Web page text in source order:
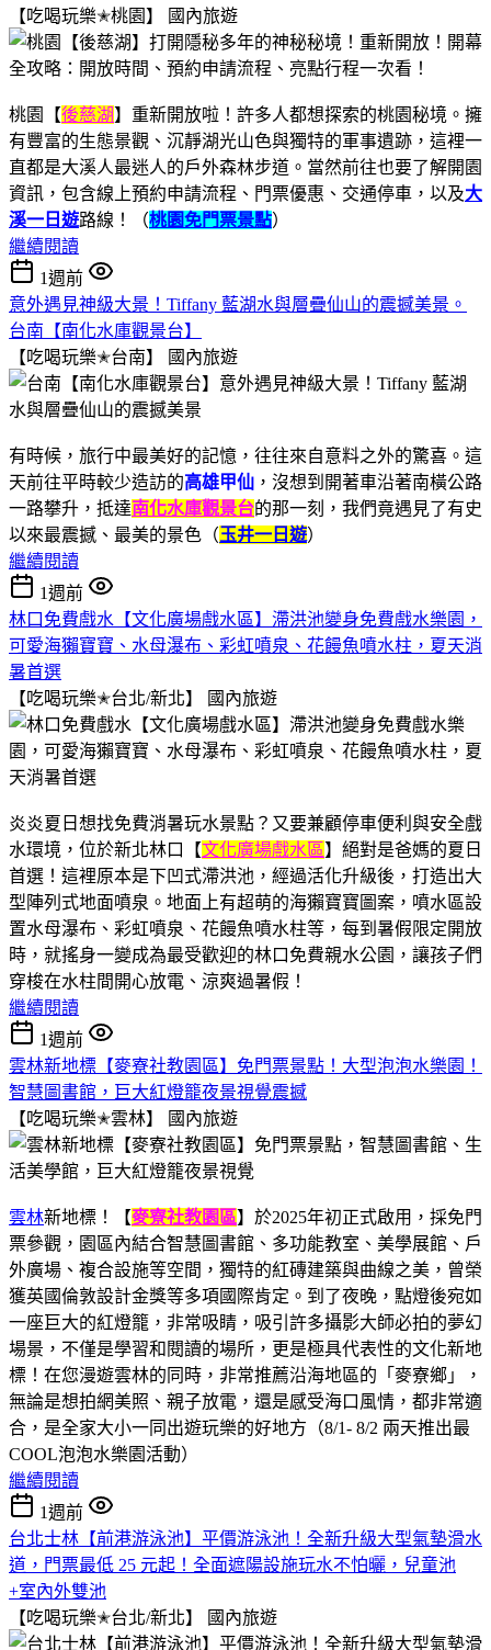
【吃喝玩樂✭桃園】
國內旅遊
桃園【後慈湖】重新開放啦！許多人都想探索的桃園秘境。擁
有豐富的生態景觀、沉靜湖光山色與獨特的軍事遺跡，這裡一
直都是大溪人最迷人的戶外森林步道。當然前往也要了解開園
資訊，包含線上預約申請流程、門票優惠、交通停車，以及大
溪一日遊路線！（桃園免門票景點）
繼續閱讀
1週前
意外遇見神級大景！Tiffany 藍湖水與層疊仙山的震撼美景。
台南【南化水庫觀景台】
【吃喝玩樂✭台南】
國內旅遊
有時候，旅行中最美好的記憶，往往來自意料之外的驚喜。這
天前往平時較少造訪的高雄甲仙 ，沒想到開著車沿著南橫公路
一路攀升，抵達南化水庫觀景台的那一刻，我們竟遇見了有史
以來最震撼、最美的景色（玉井一日遊）
繼續閱讀
1週前
林口免費戲水【文化廣場戲水區】滯洪池變身免費戲水樂園，
可愛海獺寶寶、水母瀑布、彩虹噴泉、花饅魚噴水柱，夏天消
暑首選
【吃喝玩樂✭台北/新北】
國內旅遊
炎炎夏日想找免費消暑玩水景點？又要兼顧停車便利與安全戲
水環境，位於新北林口【文化廣場戲水區】絕對是爸媽的夏日
首選！這裡原本是下凹式滯洪池，經過活化升級後，打造出大
型陣列式地面噴泉。地面上有超萌的海獺寶寶圖案，噴水區設
置水母瀑布、彩虹噴泉、花饅魚噴水柱等，每到暑假限定開放
時，就搖身一變成為最受歡迎的林口免費親水公園，讓孩子們
穿梭在水柱間開心放電、涼爽過暑假！
繼續閱讀
1週前
雲林新地標【麥寮社教園區】免門票景點！大型泡泡水樂園！
智慧圖書館，巨大紅燈籠夜景視覺震撼
【吃喝玩樂✭雲林】
國內旅遊
雲林新地標！【麥寮社教園區】於2025年初正式啟用，採免門
票參觀，園區內結合智慧圖書館、多功能教室、美學展館、戶
外廣場、複合設施等空間，獨特的紅磚建築與曲線之美，曾榮
獲英國倫敦設計金獎等多項國際肯定。到了夜晚，點燈後宛如
一座巨大的紅燈籠，非常吸睛，吸引許多攝影大師必拍的夢幻
場景，不僅是學習和閱讀的場所，更是極具代表性的文化新地
標！在您漫遊雲林的同時，非常推薦沿海地區的「麥寮鄉」，
無論是想拍網美照、親子放電，還是感受海口風情，都非常適
合，是全家大小一同出遊玩樂的好地方（8/1- 8/2 兩天推出最
COOL泡泡水樂園活動）
繼續閱讀
1週前
台北士林【前港游泳池】平價游泳池！全新升級大型氣墊滑水
道，門票最低 25 元起！全面遮陽設施玩水不怕曬，兒童池
+室內外雙池
【吃喝玩樂✭台北/新北】
國內旅遊